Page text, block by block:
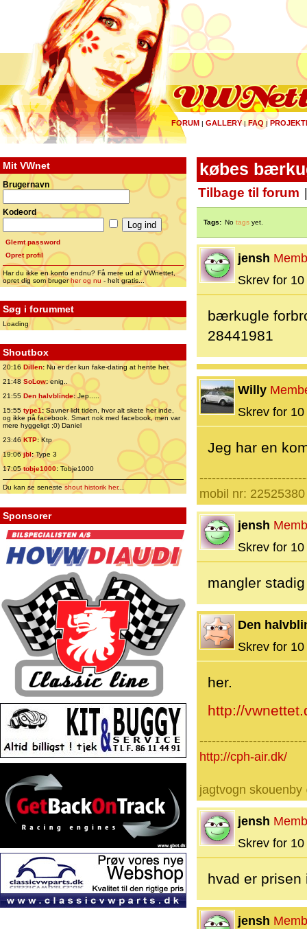
FORUM | GALLERY|FAQ |
Mit VWnet
Brugernavn
Kodeord
Glemt password
Opret profil
Har du ikke en konto endnu? Få mere ud af VWnettet,
opret dig som brugerher og nu - helt gratis...
Søg i forummet
Loading
Shoutbox
20:16 Dillen: Nu er der kun fake-dating at hente her.
21:48 SoLow:enig..
21:55 Den halvblinde:Jep.....
15:55 type1:Savner lidt tiden, hvor alt skete her inde,
og ikke på facebook. Smart nok med facebook, men var
mere hyggeligt ;0) Daniel
23:46 KTP:Ktp
19:06jbl:Type 3
17:05tobje1000: Tobje1000
Du kan se senesteshout historik her...
Sponsorer
købes
Tilbage til forum
Tags: No tags yet.
jensh
Skrev for
bærkugle
28441981
Willy
Skrev for
Jeg har en
mobil nr:
jensh
Skrev for
mangler stadig
Den
Skrev for
her.
http://
http://cph-air.dk/
jagtvogn skouenby
jensh
Skrev for
hvad er prisen
jensh